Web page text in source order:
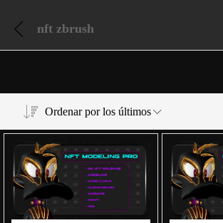
nft zbrush
Ordenar por los últimos